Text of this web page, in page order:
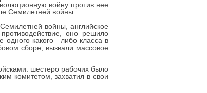
войну против нее
Семилетней войны.
войны, английское
оно решило
какого—либо класса в
сборе, вызвали массовое
шестеро рабочих было
комитетом, захватил в свои